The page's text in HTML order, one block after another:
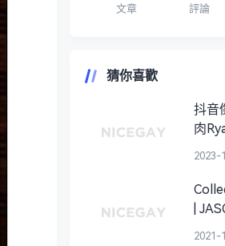
文章 評論
猜你喜歡
抖音
肉
集
2023-
|
2021-